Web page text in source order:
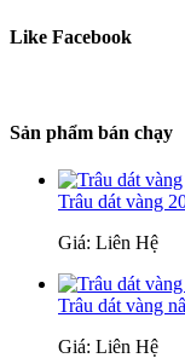
Like Facebook
Sản phẩm bán chạy
Trâu dát vàng
Giá: Liên Hệ
Trâu dát vàng
Giá: Liên Hệ